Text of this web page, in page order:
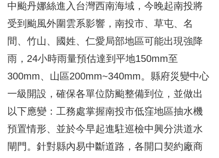
中颱丹娜絲進入台灣西南海域，今晚起南投將
受到颱風外圍雲系影響，南投市、草屯、名
間、竹山、國姓、仁愛局部地區可能出現強降
雨，24小時雨量預估達到平地150mm至
300mm、山區200mm~340mm。縣府災變中心
一級開設，確保各單位防颱整備到位，並做出
以下應變：工務處掌握南投市低窪地區抽水機
預置情形、並於今早起進駐巡檢中興分洪道水
閘門。針對縣內易中斷道路，各開口契約廠商